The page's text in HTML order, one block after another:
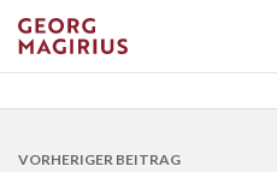
VORHERIGER BEITRAG